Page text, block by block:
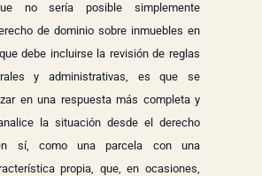
no sería posible simplemente
de dominio sobre inmuebles en
debe incluirse la revisión de reglas
y administrativas, es que se
en una respuesta más completa y
la situación desde el derecho
sí, como una parcela con una
propia, que, en ocasiones,